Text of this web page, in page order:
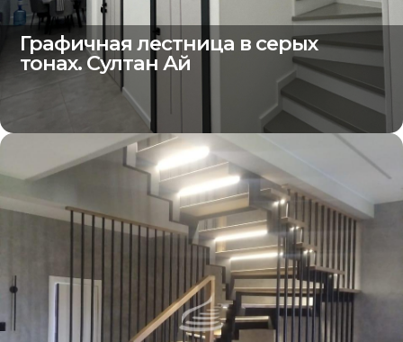
Графичная лестница в серых
тонах. Султан Ай